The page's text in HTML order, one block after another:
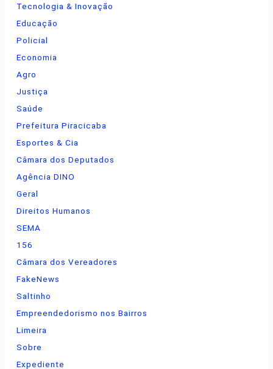
Tecnologia & Inovação
Educação
Policial
Economia
Agro
Justiça
Saúde
Prefeitura Piracicaba
Esportes & Cia
Câmara dos Deputados
Agência DINO
Geral
Direitos Humanos
SEMA
156
Câmara dos Vereadores
FakeNews
Saltinho
Empreendedorismo nos Bairros
Limeira
Sobre
Expediente